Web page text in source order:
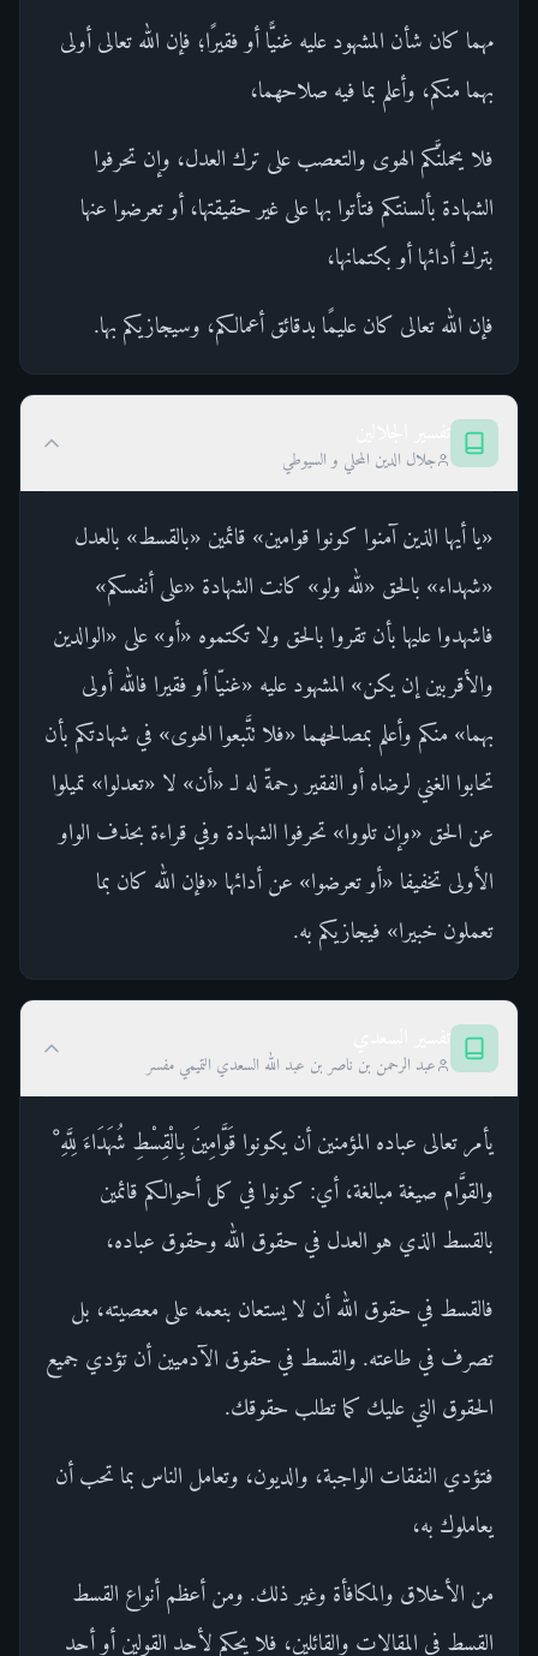
مهما كان شأن المشهود عليه غنيًّا أو فقيرًا؛ فإن الله تعالى أولى
بهما منكم، وأعلم بما فيه صلاحهما،
فلا يحملنَّكم الهوى والتعصب على ترك العدل، وإن تحرفوا
الشهادة بألسنتكم فتأتوا بها على غير حقيقتها، أو تعرضوا عنها
بترك أدائها أو بكتمانها،
فإن الله تعالى كان عليمًا بدقائق أعمالكم، وسيجازيكم بها.
جلال الدين المحلي و السيوطي
«يا أيها الذين آمنوا كونوا قوامين» قائمين «بالقسط» بالعدل
«شهداء» بالحق «لله ولو» كانت الشهادة «على أنفسكم»
فاشهدوا عليها بأن تقروا بالحق ولا تكتموه «أو» على «الوالدين
والأقربين إن يكن» المشهود عليه «غنيّا أو فقيرا فالله أولى
بهما» منكم وأعلم بمصالحهما «فلا تتَّبعوا الهوى» في شهادتكم بأن
تحابوا الغني لرضاه أو الفقير رحمةّ له لـ «أن» لا «تعدلوا» تميلوا
عن الحق «وإن تلووا» تحرفوا الشهادة وفي قراءة بحذف الواو
الأولى تخفيفا «أو تعرضوا» عن أدائها «فإن الله كان بما
تعملون خبيرا» فيجازيكم به.
عبد الرحمن بن ناصر بن عبد الله السعدي التميمي مفسر
يأمر تعالى عباده المؤمنين أن يكونوا قَوَّامِينَ بِالْقِسْطِ شُهَدَاءَ لِلَّهِ ْ
والقوَّام صيغة مبالغة، أي: كونوا في كل أحوالكم قائمين
بالقسط الذي هو العدل في حقوق الله وحقوق عباده،
فالقسط في حقوق الله أن لا يستعان بنعمه على معصيته، بل
تصرف في طاعته. والقسط في حقوق الآدميين أن تؤدي جميع
الحقوق التي عليك كما تطلب حقوقك.
فتؤدي النفقات الواجبة، والديون، وتعامل الناس بما تحب أن
يعاملوك به،
من الأخلاق والمكافأة وغير ذلك. ومن أعظم أنواع القسط
القسط في المقالات والقائلين، فلا يحكم لأحد القولين أو أحد